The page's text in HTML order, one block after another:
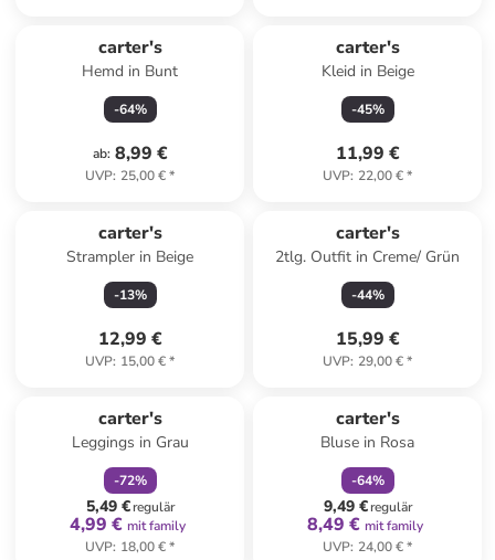
carter's
Hemd in Bunt
-64%
ab: 8,99 €
UVP: 25,00 €*
carter's
Kleid in Beige
-45%
11,99 €
UVP: 22,00 €*
carter's
Strampler in Beige
-13%
12,99 €
UVP: 15,00 €*
carter's
2tlg. Outfit in Creme/ Grün
-44%
15,99 €
UVP: 29,00 €*
carter's
Leggings in Grau
-72%
5,49 €regulär
4,99 € mit family
UVP: 18,00 €*
carter's
Bluse in Rosa
-64%
9,49 €regulär
8,49 € mit family
UVP: 24,00 €*